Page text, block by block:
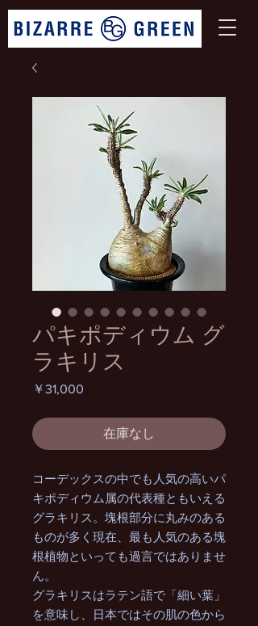
パキポディウム グ
ラキリス
￥31,000
在庫なし
コーデックスの中でも人気の高いパ
キポディウム属の代表種ともいえる
グラキリス。塊根部分に丸みのある
ものが多く現在、最も人気のある塊
根植物といっても過言ではありませ
ん。
グラキリスはラテン語で「細い葉」
を意味し、日本ではその肌の色から